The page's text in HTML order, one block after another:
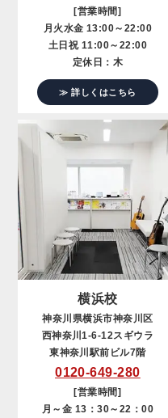
[営業時間]
月火水金 13:00～22:00
土日祝 11:00～22:00
定休日：木
≫ 詳しくはこちら
横浜校
神奈川県横浜市神奈川区
西神奈川1-6-12スギウラ
東神奈川駅前ビル7階
0120-649-280
[営業時間]
月～金 13：30～22：00